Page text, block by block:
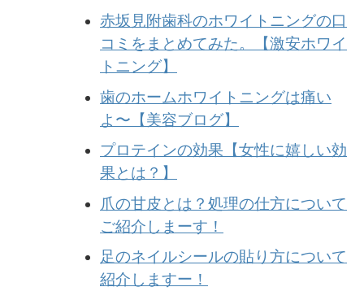
赤坂見附歯科のホワイトニングの口
コミをまとめてみた。【激安ホワイ
トニング】
歯のホームホワイトニングは痛い
よ〜【美容ブログ】
プロテインの効果【女性に嬉しい効
果とは？】
爪の甘皮とは？処理の仕方について
ご紹介しまーす！
足のネイルシールの貼り方について
紹介しますー！